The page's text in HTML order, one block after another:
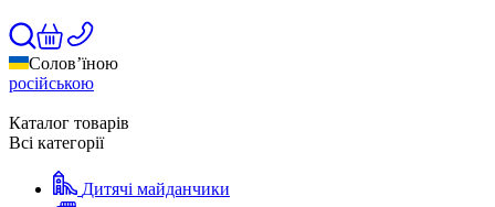
Солов’їною
російською
Каталог товарів
Всі категорії
Дитячі майданчики